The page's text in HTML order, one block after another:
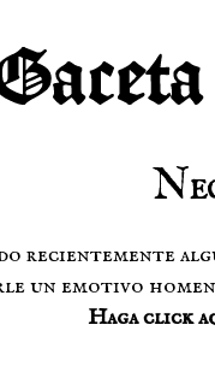
recientemente
un emotivo
Haga click